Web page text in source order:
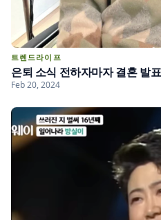
트렌드라이프
은퇴 소식 전하자마자 결혼 발
Feb 20, 2024